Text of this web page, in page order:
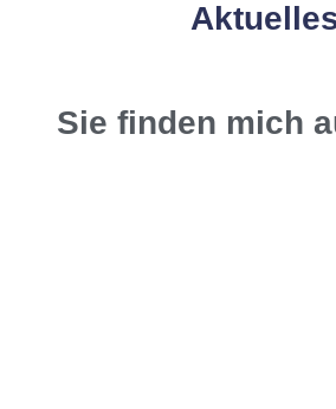
Sie finden mich